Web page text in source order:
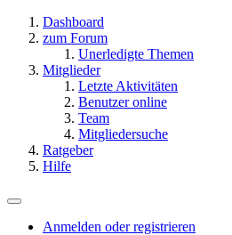
Dashboard
zum Forum
Unerledigte Themen
Mitglieder
Letzte Aktivitäten
Benutzer online
Team
Mitgliedersuche
Ratgeber
Hilfe
Anmelden oder registrieren